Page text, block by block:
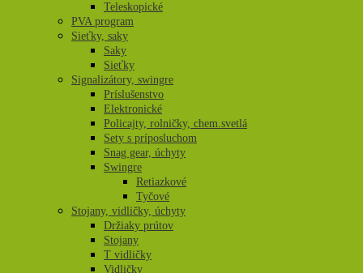
Teleskopické
PVA program
Sieťky, saky
Saky
Sieťky
Signalizátory, swingre
Príslušenstvo
Elektronické
Policajty, rolničky, chem.svetlá
Sety s príposluchom
Snag gear, úchyty
Swingre
Retiazkové
Tyčové
Stojany, vidličky, úchyty
Držiaky prútov
Stojany
T vidličky
Vidličky